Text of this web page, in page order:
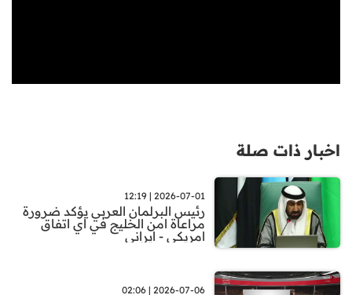
اخبار ذات صلة
2026-07-01 | 12:19
رئيس البرلمان العربي يؤكد ضرورة
مراعاة امن الخليج في اي اتفاق
امريكي - ايراني
2026-07-06 | 02:06